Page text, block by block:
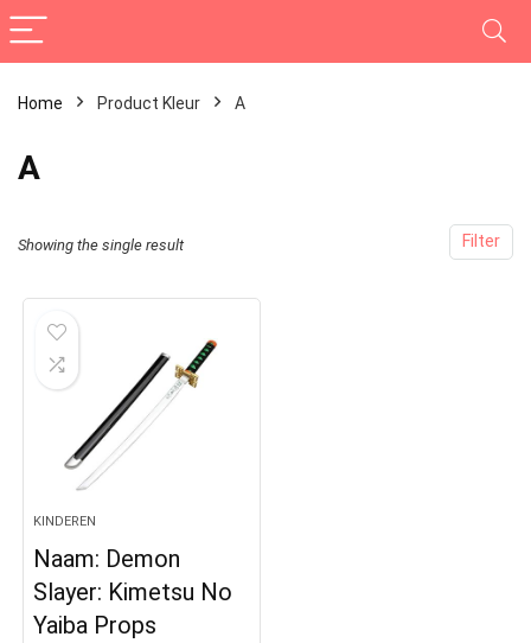
Home Product Kleur A
A
Filter
Showing the single result
KINDEREN
Naam: Demon
Slayer: Kimetsu No
Yaiba Props